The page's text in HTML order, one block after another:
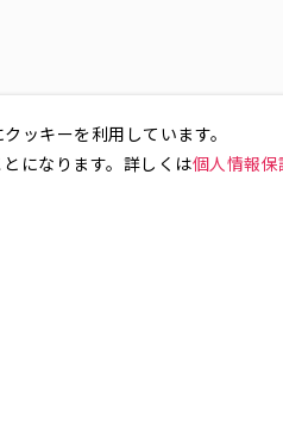
ッキーを利用しています。
になります。詳しくは個人情報保